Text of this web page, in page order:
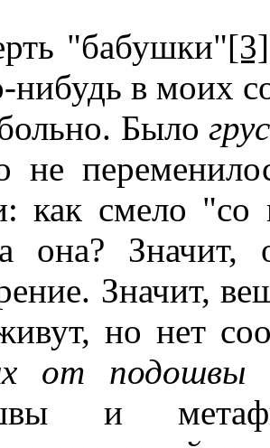
"бабушки"[3]
нибудь в моих
Было
не
как смело
она?
Значит,
но нет
от подошвы
и